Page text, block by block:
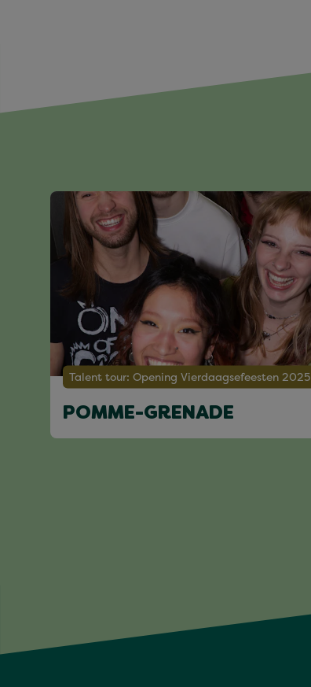
Talent tour: Opening Vierdaagsefeesten 2025
POMME-GRENADE